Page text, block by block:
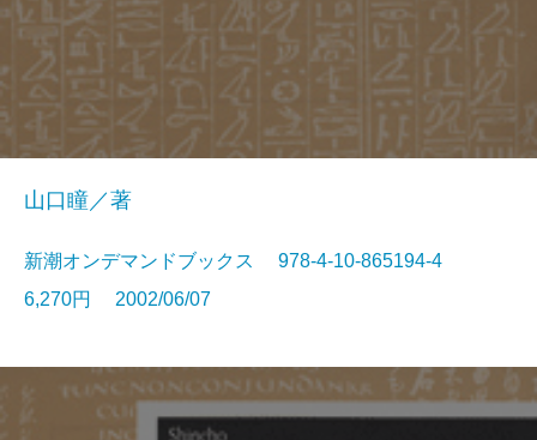
山口瞳／著
新潮オンデマンドブックス 978-4-10-865194-4
6,270円 2002/06/07